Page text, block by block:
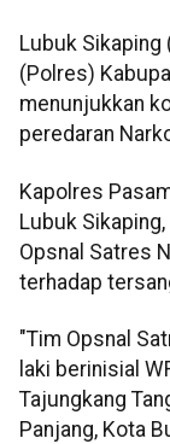
Lubuk Sikaping
(Polres)
menunjukkan
peredaran
Kapolres
Lubuk
Opsnal Satres
terhadap
"Tim Opsnal
laki berinisial
Tajungkang
Panjang, Kota